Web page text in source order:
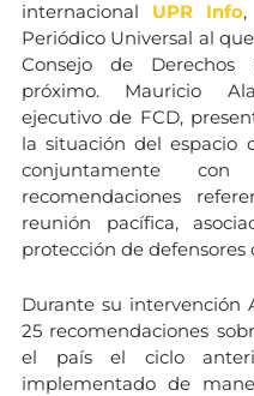
internacional UPR Info
Periódico Universal al
Consejo de Derechos
próximo. Mauricio
ejecutivo de FCD,
la situación del espacio
conjuntamente
recomendaciones
reunión pacífica,
protección de defensores
Durante su intervención
25 recomendaciones
el país el ciclo
implementado de